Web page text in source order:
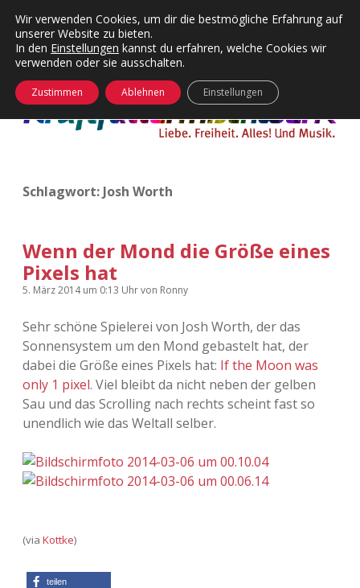
Kategorien
Menü
24 Hours Chilling
Die Wende
KFMW-Disco
Täglicher Sinnwahn
Visuelles
Wandnotizen
KFMW-Disco
Dates
Contact
Menü
öffnen
Adventskalender 2010
Adventskalender 2012
Adventskalender 2013
Adventskalender 2014
Adventskalender 2015
öffnen
Schlagwort: Josh Worth
Wenn der Mond die Größe eines
Pixels hat
5. März 2014um 0:13 Uhrvon Ronny
Sehr schöne Spielerei von Josh Worth, der das
Sonnensystem um den Mond gebastelt hat, der
dabei die Größe eines Pixels hat: If the Moon was
only 1 pixel. Viel bleibt da nicht neben der gelben
Sau und das Scrolling nach rechts scheint fast so
unendlich wie das Weltall selber.
(via Kottke)
teilen
Wir verwenden Cookies, um dir die bestmögliche Erfahrung auf
unserer Website zu bieten.
In den Einstellungen kannst du erfahren, welche Cookies wir
verwenden oder sie ausschalten.
Zustimmen Ablehnen Einstellungen